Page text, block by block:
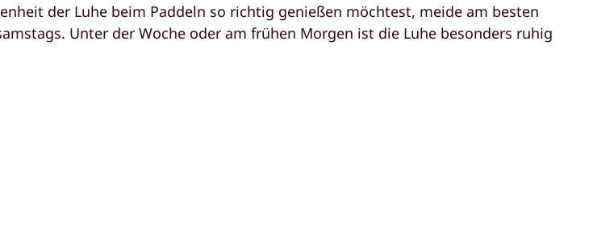
der Luhe beim Paddeln so richtig genießen möchtest, meide am besten
Unter der Woche oder am frühen Morgen ist die Luhe besonders ruhig